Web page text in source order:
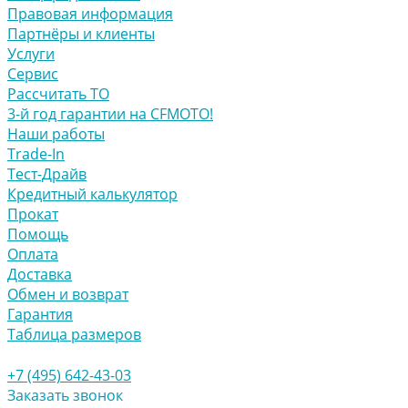
Правовая информация
Партнёры и клиенты
Услуги
Сервис
Рассчитать ТО
3-й год гарантии на CFMOTO!
Наши работы
Trade-In
Тест-Драйв
Кредитный калькулятор
Прокат
Помощь
Оплата
Доставка
Обмен и возврат
Гарантия
Таблица размеров
+7 (495) 642-43-03
Заказать звонок